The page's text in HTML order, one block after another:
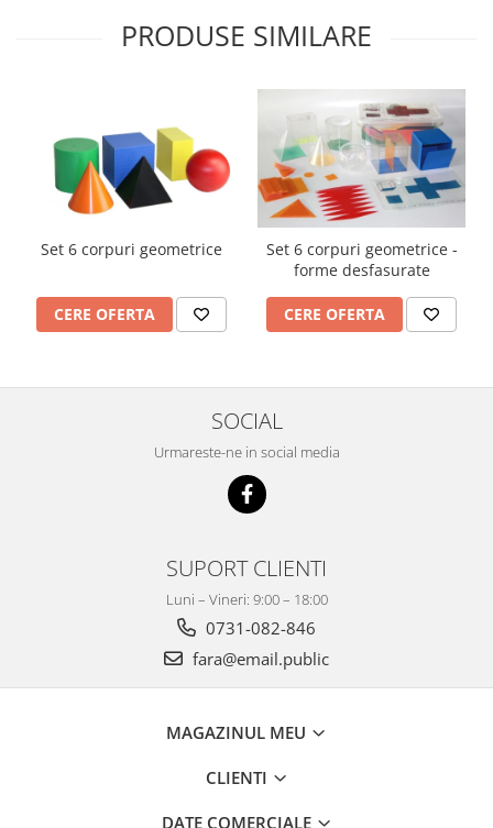
Boxe si Soundbar
Kit Robotic Educational
Software Educational
Mobilier Invatamant
Mobilier Cresa si Gradinita
Mese gradinita
Paturi gradinita
Mobilier Depozitare
Mobilier Scolar
Catedre,Mese,Birouri
Materiale Didactice si Jocuri
PRODUSE SIMILARE
Set 6 corpuri geometrice
CERE OFERTA
Set 6 corpuri geometrice -
forme desfasurate
CERE OFERTA
SOCIAL
Urmareste-ne in social media
SUPORT CLIENTI
Luni – Vineri: 9:00 – 18:00
0731-082-846
fara@email.public
MAGAZINUL MEU
CLIENTI
DATE COMERCIALE